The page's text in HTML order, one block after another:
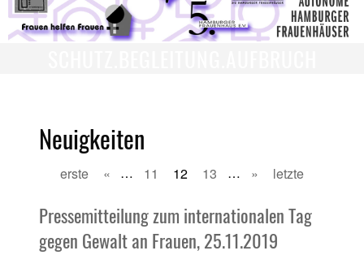
Neuigkeiten
erste « … 11 12 13 … » letzte
Pressemitteilung zum internationalen Tag
gegen Gewalt an Frauen, 25.11.2019